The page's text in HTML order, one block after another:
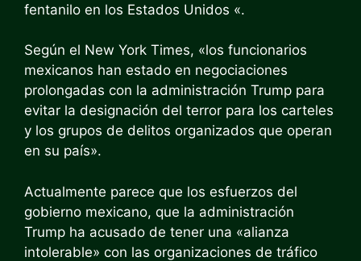
fentanilo en los Estados Unidos «.
Según el New York Times, «los funcionarios
mexicanos han estado en negociaciones
prolongadas con la administración Trump para
evitar la designación del terror para los carteles
y los grupos de delitos organizados que operan
en su país».
Actualmente parece que los esfuerzos del
gobierno mexicano, que la administración
Trump ha acusado de tener una «alianza
intolerable» con las organizaciones de tráfico